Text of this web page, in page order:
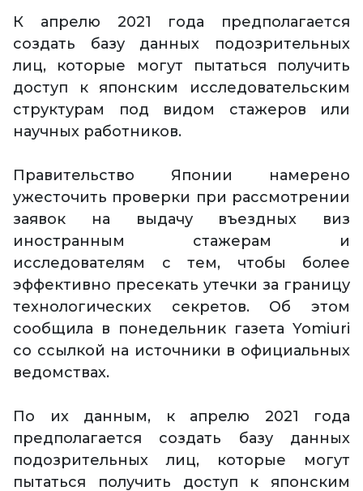
К апрелю 2021 года предполагается
создать базу данных подозрительных
лиц, которые могут пытаться получить
доступ к японским исследовательским
структурам под видом стажеров или
научных работников.
Правительство Японии намерено
ужесточить проверки при рассмотрении
заявок на выдачу въездных виз
иностранным стажерам и
исследователям с тем, чтобы более
эффективно пресекать утечки за границу
технологических секретов. Об этом
сообщила в понедельник газета Yomiuri
со ссылкой на источники в официальных
ведомствах.
По их данным, к апрелю 2021 года
предполагается создать базу данных
подозрительных лиц, которые могут
пытаться получить доступ к японским